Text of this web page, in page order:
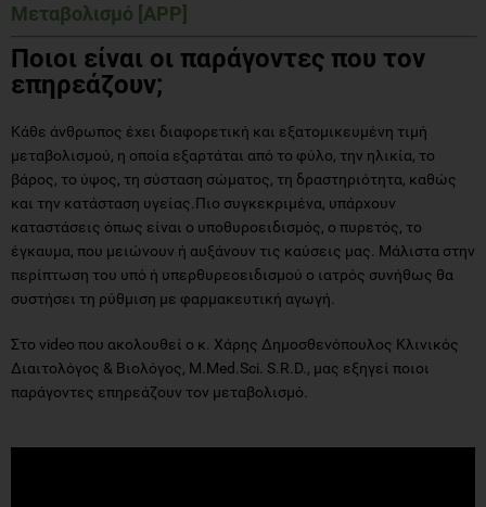
Μεταβολισμό [APP]
Ποιοι είναι οι παράγοντες που τον
επηρεάζουν;
Κάθε άνθρωπος έχει διαφορετική και εξατομικευμένη τιμή
μεταβολισμού, η οποία εξαρτάται από το φύλο, την ηλικία, το
βάρος, το ύψος, τη σύσταση σώματος, τη δραστηριότητα, καθώς
και την κατάσταση υγείας.Πιο συγκεκριμένα, υπάρχουν
καταστάσεις όπως είναι ο υποθυροειδισμός, ο πυρετός, το
έγκαυμα, που μειώνουν ή αυξάνουν τις καύσεις μας. Μάλιστα στην
περίπτωση του υπό ή υπερθυρεοειδισμού ο ιατρός συνήθως θα
συστήσει τη ρύθμιση με φαρμακευτική αγωγή.
Στο video που ακολουθεί ο κ. Χάρης Δημοσθενόπουλος Κλινικός
Διαιτολόγος & Βιολόγος, M.Med.Sci. S.R.D., μας εξηγεί ποιοι
παράγοντες επηρεάζουν τον μεταβολισμό.